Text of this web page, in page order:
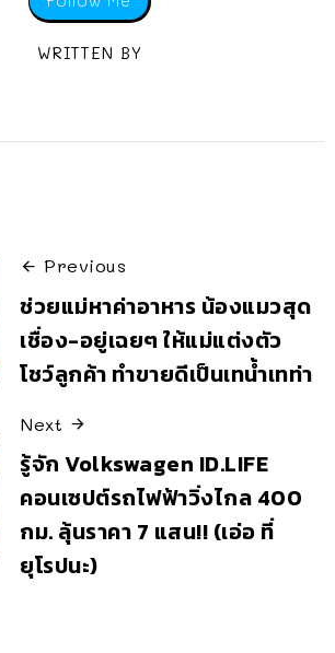
WRITTEN BY
Previous
ช่วยแม่หาค่าอาหาร น้องแมวสุด
เชื่อง-อยู่เฉยๆ ให้แม่แต่งตัว
โชว์ลูกค้า ทำขายดีเป็นเทน้ำเทท่า
Next
รู้จัก Volkswagen ID.LIFE
คอนเซปต์รถไฟฟ้าวิ่งไกล 400
กม. ลุ้นราคา 7 แสน!! (เอ่อ ที่
ยุโรปนะ)